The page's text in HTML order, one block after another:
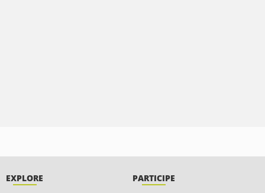
EXPLORE PARTICIPE